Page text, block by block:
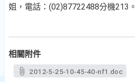
姐，電話：(02)87722488分機213。
相關附件
2012-5-25-10-45-40-nf1.doc